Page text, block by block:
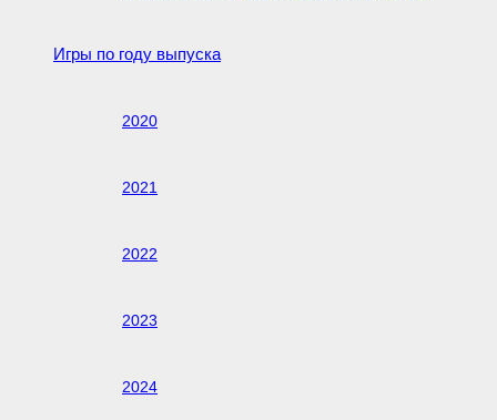
Игры по году выпуска
2020
2021
2022
2023
2024